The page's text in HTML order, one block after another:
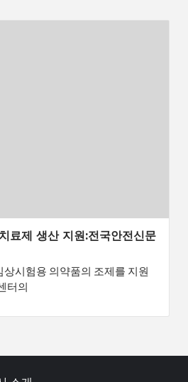
료제 생산 지원:전국안전신문
시험용 의약품의 조제를 지원
터의